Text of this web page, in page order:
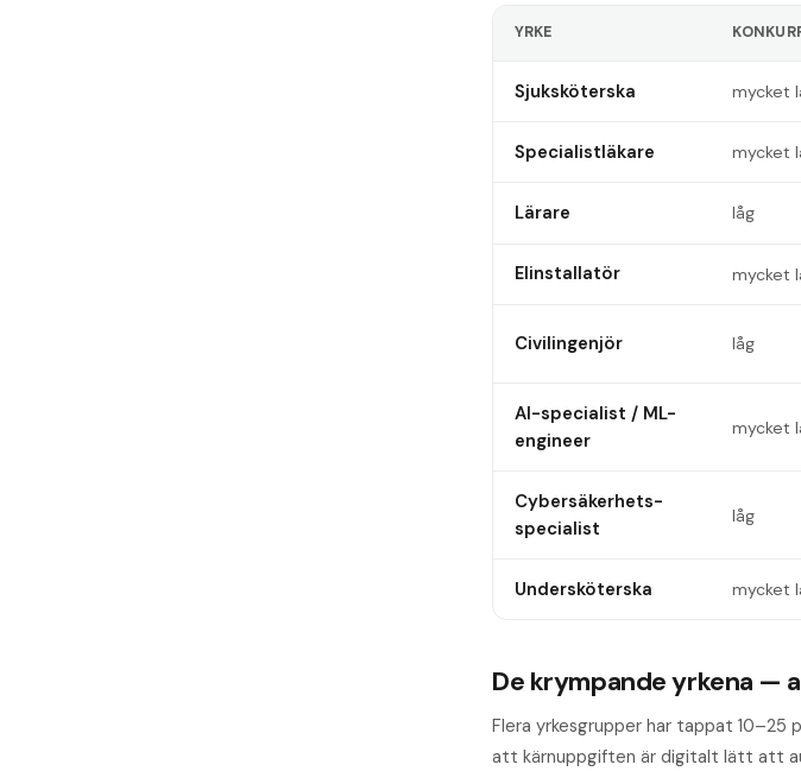
YRKE
Sjuksköterska mycket
Specialistläkare mycket
Lärare låg
Elinstallatör mycket
Civilingenjör låg
AI-specialist / ML-
engineer
mycket
Cybersäkerhets­
specialist
låg
Undersköterska mycket
De krympande yrkena —
Flera yrkesgrupper har tappat 10–25
att kärnuppgiften är digitalt lätt att